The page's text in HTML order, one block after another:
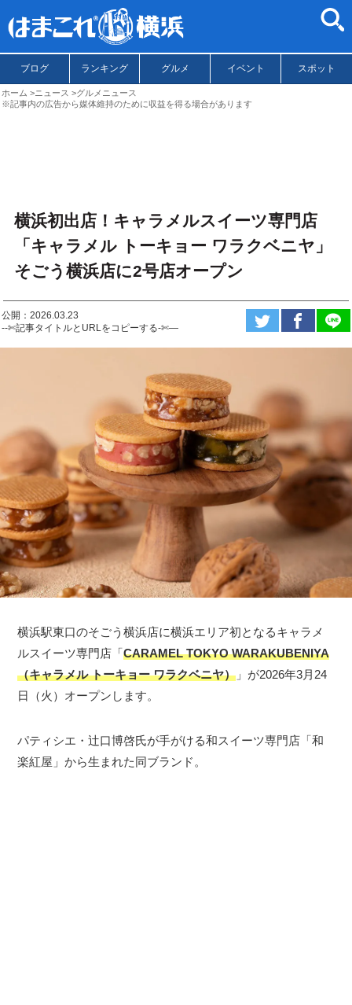
ブログ ランキング グルメ イベント スポット
ホーム ニュース
グルメニュース
※記事内の広告から媒体維持のために収益を得る場合があります
横浜初出店！キャラメルスイーツ専門店
「キャラメル トーキョー ワラクベニヤ」
そごう横浜店に2号店オープン
公開：2026.03.23
--✄記事タイトルとURLをコピーする-✄—
横浜駅東口のそごう横浜店に横浜エリア初となるキャラメ
ルスイーツ専門店「CARAMEL TOKYO WARAKUBENIYA
（キャラメル トーキョー ワラクベニヤ） 」が2026年3月24
日（火）オープンします。
パティシエ・辻口博啓氏が手がける和スイーツ専門店「和
楽紅屋」から生まれた同ブランド。